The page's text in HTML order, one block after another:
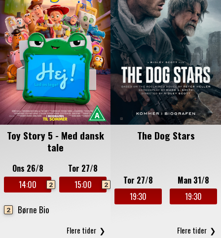
Toy Story 5 - Med dansk
tale
Ons 26/8
14:00
2
Tor 27/8
15:00
2
2 Børne Bio
The Dog Stars
Tor 27/8
19:30
Man 31/8
19:30